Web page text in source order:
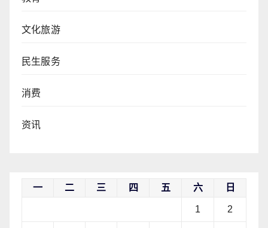
文化旅游
民生服务
消费
资讯
一 二 三 四 五 六 日
1 2